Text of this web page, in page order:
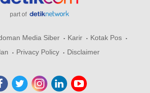
part of
Media Siber Karir
Kotak Pos
Privacy Policy Disclaimer